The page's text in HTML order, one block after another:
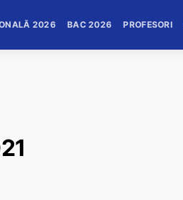
2026 BAC 2026 PROFESORI